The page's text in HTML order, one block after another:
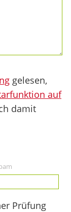
gelesen,
auf
damit
Prüfung